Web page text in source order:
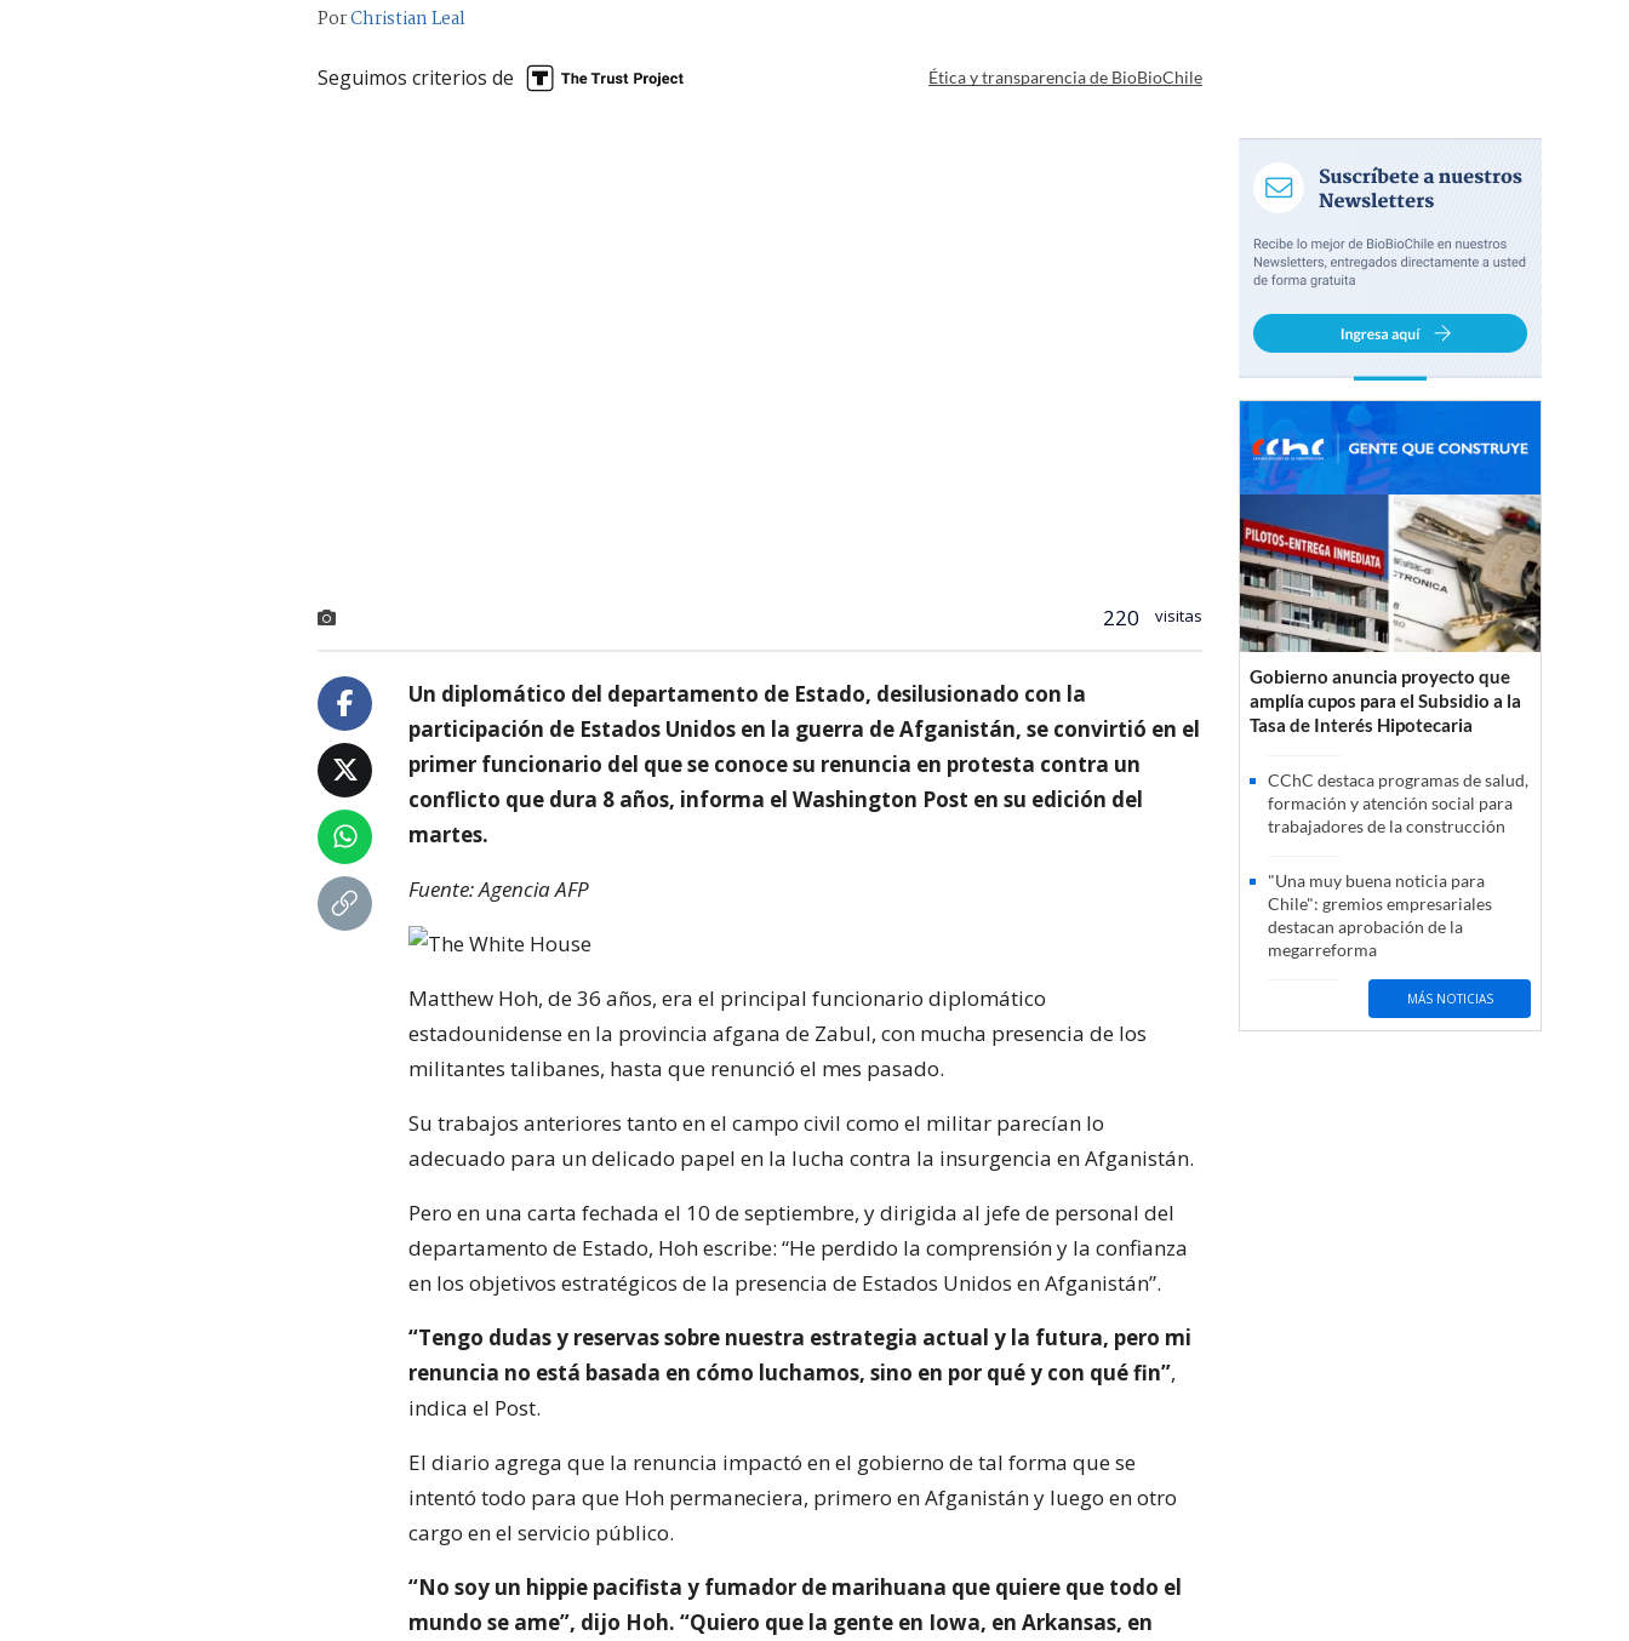
PorChristian Leal
Seguimos criterios de Ética y transparencia de BioBioChile
220 visitas
Un diplomático del departamento de Estado, desilusionado con la
participación de Estados Unidos en la guerra de Afganistán, se convirtió en el
primer funcionario del que se conoce su renuncia en protesta contra un
conflicto que dura 8 años, informa el Washington Post en su edición del
martes.
Fuente: Agencia AFP
Matthew Hoh, de 36 años, era el principal funcionario diplomático
estadounidense en la provincia afgana de Zabul, con mucha presencia de los
militantes talibanes, hasta que renunció el mes pasado.
Su trabajos anteriores tanto en el campo civil como el militar parecían lo
adecuado para un delicado papel en la lucha contra la insurgencia en Afganistán.
Pero en una carta fechada el 10 de septiembre, y dirigida al jefe de personal del
departamento de Estado, Hoh escribe: “He perdido la comprensión y la confianza
en los objetivos estratégicos de la presencia de Estados Unidos en Afganistán”.
“Tengo dudas y reservas sobre nuestra estrategia actual y la futura, pero mi
renuncia no está basada en cómo luchamos, sino en por qué y con qué fin”,
indica el Post.
El diario agrega que la renuncia impactó en el gobierno de tal forma que se
intentó todo para que Hoh permaneciera, primero en Afganistán y luego en otro
cargo en el servicio público.
“No soy un hippie pacifista y fumador de marihuana que quiere que todo el
mundo se ame”, dijo Hoh. “Quiero que la gente en Iowa, en Arkansas, en
Gobierno anuncia proyecto que
amplía cupos para el Subsidio a la
Tasa de Interés Hipotecaria
CChC destaca programas de salud,
formación y atención social para
trabajadores de la construcción
"Una muy buena noticia para
Chile": gremios empresariales
destacan aprobación de la
megarreforma
MÁS NOTICIAS